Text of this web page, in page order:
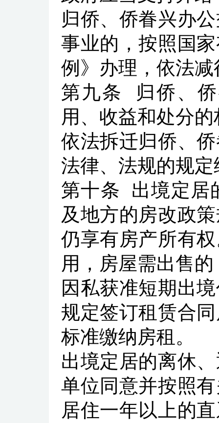
归侨、侨眷兴办
事业的，按照国
例》办理，依法
第九条
归侨、
用、收益和处分
依法拆迁归侨、
法律、法规的规
第十条
出境定居
及地方的房改政
仍享有房产所有
用，房屋需出售
因私获准短期出
规定签订租赁合
标准缴纳房租。
出境定居的离休
单位同意并按照
居住一年以上的